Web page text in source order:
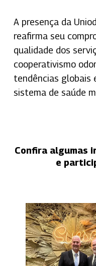
A presença da
reafirma seu
qualidade dos
cooperativismo
tendências globais
sistema de saúde
Confira algumas
e